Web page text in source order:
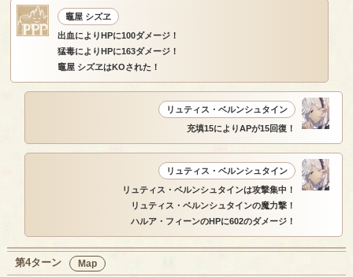
竈屋 シズヱ
出血によりHPに100ダメージ！
猛毒によりHPに163ダメージ！
竈屋 シズヱはKOされた！
リュティス・ベルンシュタイン
充填15によりAPが15回復！
リュティス・ベルンシュタイン
リュティス・ベルンシュタインは攻撃集中！
リュティス・ベルンシュタインの魔力撃！
ハルア・フィーンのHPに602のダメージ！
第4ターン Map